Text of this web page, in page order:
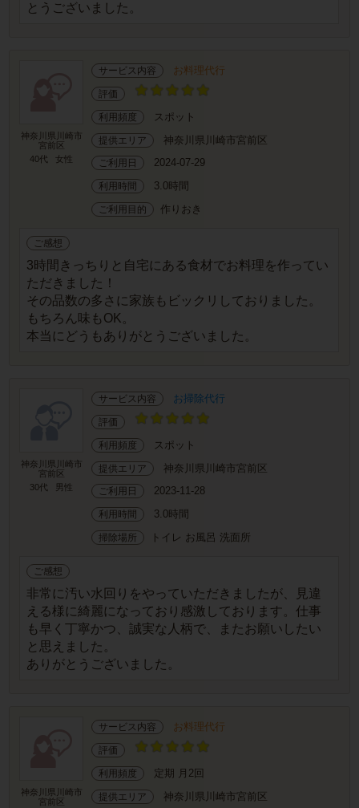
とうございました。
神奈川県川崎市
宮前区
40代
女性
サービス内容 お料理代行
評価
利用頻度 スポット
提供エリア 神奈川県川崎市宮前区
ご利用日 2024-07-29
利用時間 3.0時間
ご利用目的 作りおき
ご感想
3時間きっちりと自宅にある食材でお料理を作ってい
ただきました！
その品数の多さに家族もビックリしておりました。
もちろん味もOK。
本当にどうもありがとうございました。
神奈川県川崎市
宮前区
30代
男性
サービス内容 お掃除代行
評価
利用頻度 スポット
提供エリア 神奈川県川崎市宮前区
ご利用日 2023-11-28
利用時間 3.0時間
掃除場所 トイレ お風呂 洗面所
ご感想
非常に汚い水回りをやっていただきましたが、見違
える様に綺麗になっており感激しております。仕事
も早く丁寧かつ、誠実な人柄で、またお願いしたい
と思えました。
ありがとうございました。
神奈川県川崎市
宮前区
サービス内容 お料理代行
評価
利用頻度 定期 月2回
提供エリア 神奈川県川崎市宮前区